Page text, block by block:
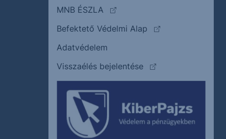
MNB ÉSZLA
(külső oldalra ugrik)
Befektető Védelmi Alap
(külső oldalra
Adatvédelem
Visszaélés bejelentése
(külső oldalra ugrik)